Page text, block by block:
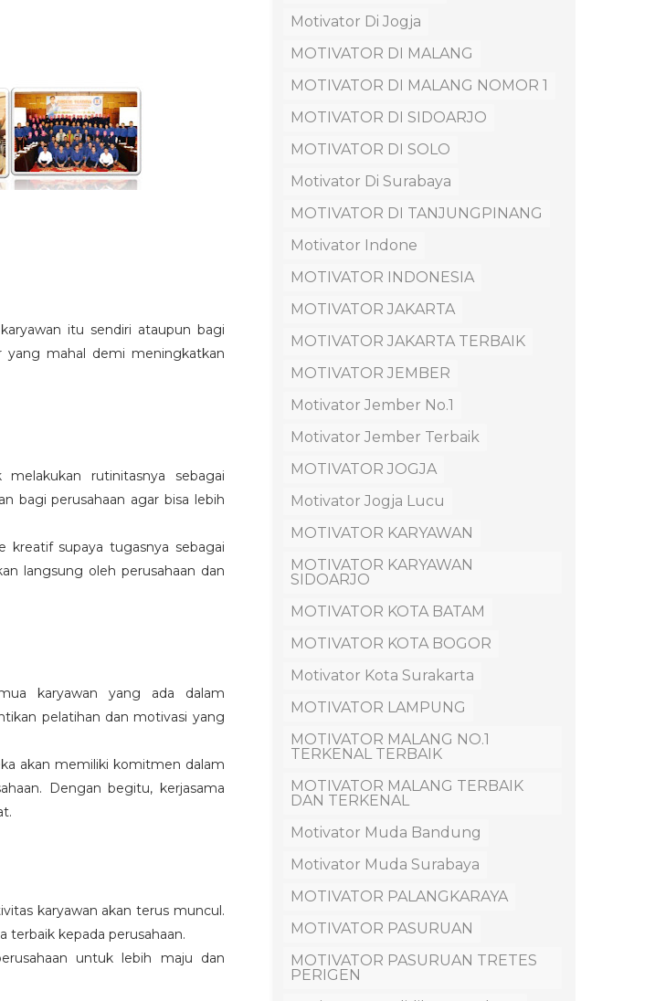
itu sendiri ataupun bagi
yang mahal demi meningkatkan
rutinitasnya sebagai
bagi perusahaan agar bisa lebih
kreatif supaya tugasnya sebagai
langsung oleh perusahaan dan
karyawan yang ada dalam
pelatihan dan motivasi yang
akan memiliki komitmen dalam
Dengan begitu, kerjasama
karyawan akan terus muncul.
terbaik kepada perusahaan.
untuk lebih maju dan
Motivator Di Jogja
MOTIVATOR DI MALANG
MOTIVATOR DI MALANG NOMOR 1
MOTIVATOR DI SIDOARJO
MOTIVATOR DI SOLO
Motivator Di Surabaya
MOTIVATOR DI TANJUNGPINANG
Motivator Indone
MOTIVATOR INDONESIA
MOTIVATOR JAKARTA
MOTIVATOR JAKARTA TERBAIK
MOTIVATOR JEMBER
Motivator Jember No.1
Motivator Jember Terbaik
MOTIVATOR JOGJA
Motivator Jogja Lucu
MOTIVATOR KARYAWAN
MOTIVATOR KARYAWAN
SIDOARJO
MOTIVATOR KOTA BATAM
MOTIVATOR KOTA BOGOR
Motivator Kota Surakarta
MOTIVATOR LAMPUNG
MOTIVATOR MALANG NO.1
TERKENAL TERBAIK
MOTIVATOR MALANG TERBAIK
DAN TERKENAL
Motivator Muda Bandung
Motivator Muda Surabaya
MOTIVATOR PALANGKARAYA
MOTIVATOR PASURUAN
MOTIVATOR PASURUAN TRETES
PERIGEN